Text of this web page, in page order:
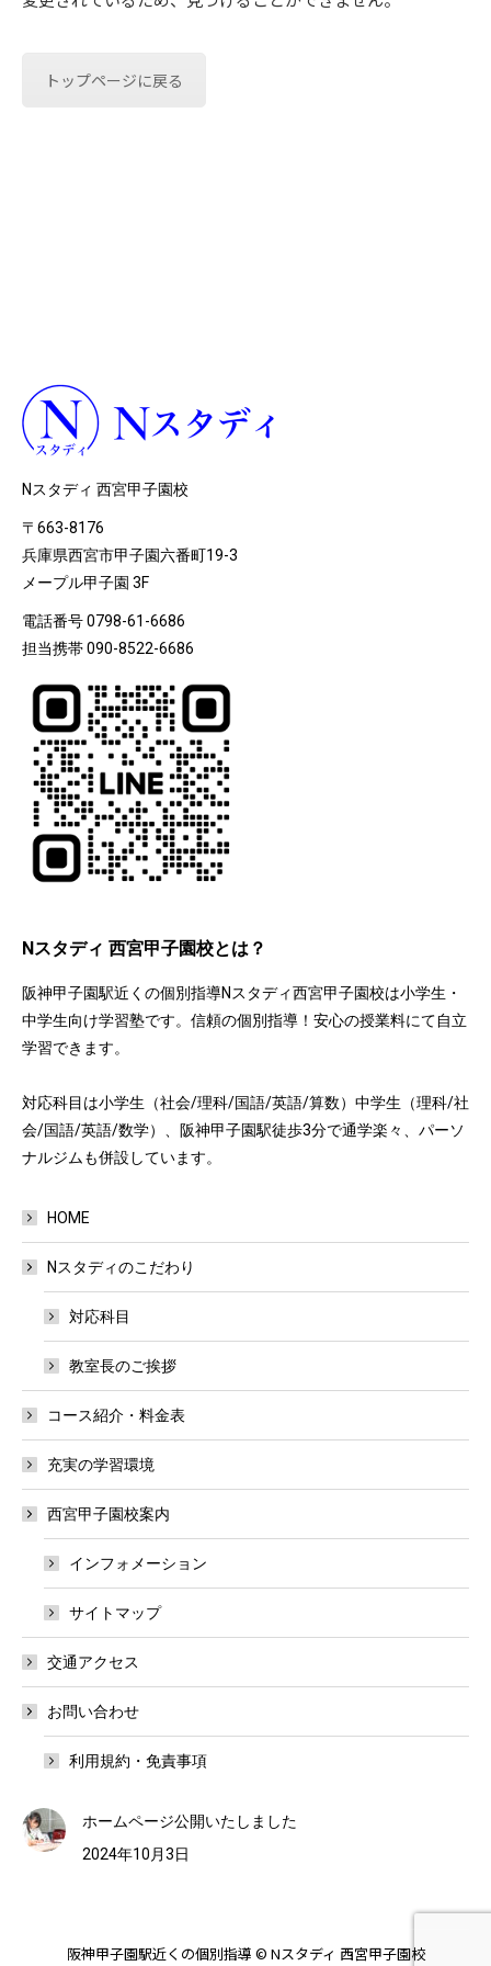
トップページに戻る
Nスタディ 西宮甲子園校
〒663-8176
兵庫県西宮市甲子園六番町19-3
メープル甲子園 3F
電話番号 0798-61-6686
担当携帯 090-8522-6686
Nスタディ 西宮甲子園校とは？
阪神甲子園駅近くの個別指導Nスタディ西宮甲子園校は小学生・
中学生向け学習塾です。信頼の個別指導！安心の授業料にて自立
学習できます。
対応科目は小学生（社会/理科/国語/英語/算数）中学生（理科/社
会/国語/英語/数学）、阪神甲子園駅徒歩3分で通学楽々、パーソ
ナルジムも併設しています。
HOME
Nスタディのこだわり
対応科目
教室長のご挨拶
コース紹介・料金表
充実の学習環境
西宮甲子園校案内
インフォメーション
サイトマップ
交通アクセス
お問い合わせ
利用規約・免責事項
ホームページ公開いたしました
2024年10月3日
阪神甲子園駅近くの個別指導 © Nスタディ 西宮甲子園校